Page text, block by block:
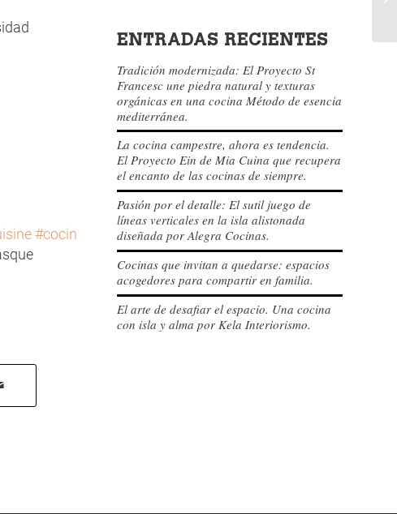
#cocinasconencanto#diseñococinas
ENTRADAS RECIENTES
Tradición modernizada: El Proyecto St
Francesc une piedra natural y texturas
orgánicas en una cocina Método de esencia
mediterránea.
La cocina campestre, ahora es tendencia.
El Proyecto Ein de Mia Cuina que recupera
el encanto de las cocinas de siempre.
Pasión por el detalle: El sutil juego de
líneas verticales en la isla alistonada
diseñada por Alegra Cocinas.
Cocinas que invitan a quedarse: espacios
acogedores para compartir en familia.
El arte de desafiar el espacio. Una cocina
con isla y alma por Kela Interiorismo.